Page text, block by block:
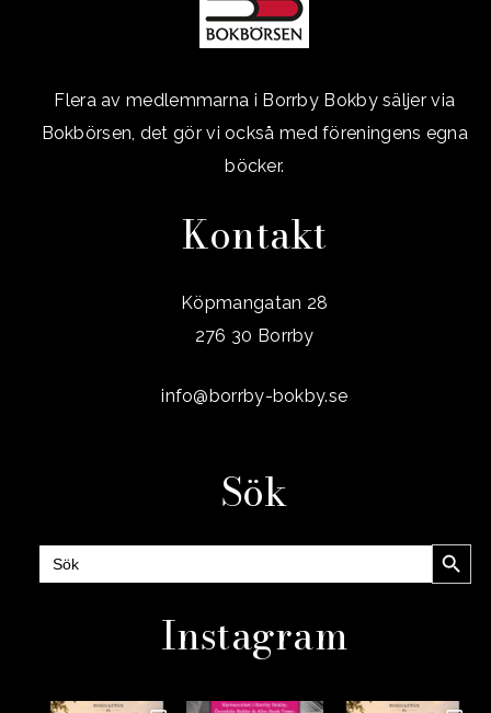
Flera av medlemmarna i Borrby Bokby säljer via
Bokbörsen, det gör vi också med föreningens egna
böcker.
Kontakt
Köpmangatan 28
276 30 Borrby
info@borrby-bokby.se
Sök
Sök
efter:
Instagram